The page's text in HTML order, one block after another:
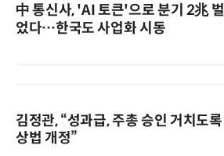
中 통신사, 'AI 토큰'으로 분기 2兆 벌
었다…한국도 사업화 시동
김정관, “성과급, 주총 승인 거치도록
상법 개정”